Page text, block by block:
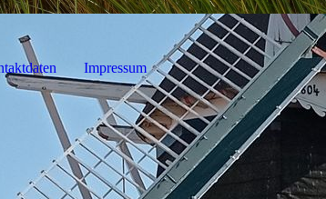
Impressum